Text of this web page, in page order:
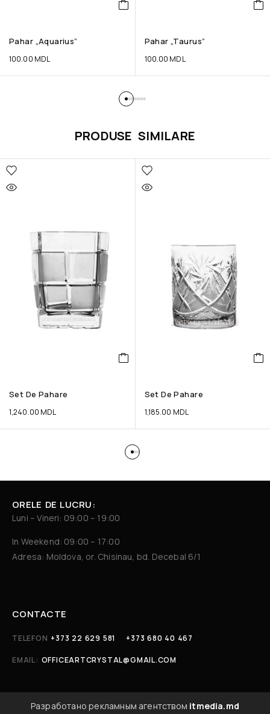
Pahar „Aquarius”
100.00 MDL
Pahar „Taurus”
100.00 MDL
PRODUSE SIMILARE
Set De Pahare
1,240.00 MDL
Set De Pahare
1,185.00 MDL
ORELE DE LUCRU:
Luni – Vineri: 09:00 – 19:00
In Weekend: 09:00 – 17:00
Adresa: Moldova, or. Chisinau, bd. Decebal 6/1
CONTACTE
TELEFON +373 22 629 581 +373 680 40 467
EMAIL: OFFICEARTCRYSTAL@GMAIL.COM
Разработано рекламным агентством itmedia.md